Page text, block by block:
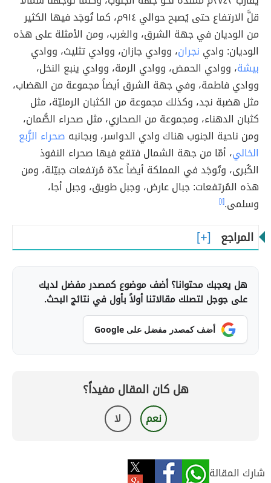
قلَّ الارتفاع حتى يُصبح حوالي ٩١٤م، كما تُوجَد فيها الكثير
من الوديان في جهة الشرق، والغرب، ومن الأمثلة على هذه
الوديان: وادي نجران، ووادي جازان، ووادي تثليث، ووادي
بيشة، ووادي الحمض، ووادي الرمة، ووادي ينبع النخل،
ووادي فاطمة، وفي جهة الشرق أيضاً مجموعة من الهضاب،
مثل هضبة نجد، وكذلك مجموعة من الكثبان الرمليّة، مثل
كثبان الدهناء، ومجموعة من الصحاري، مثل صحراء الصُّمان،
ومن ناحية الجنوب هناك وادي الدواسر، وبجانبه صحراء الرُّبع
الخالي، أمّا من جهة الشمال فتقع فيها صحراء النفوذ
الكُبرى، وتُوجَد في المملكة أيضاً عدّة مُرتفعات جبيّلة، ومن
هذه المُرتفعات: جبال عارض، وجبل طويق، وجبل أجا،
وسلمى.[١]
المراجع
هل يعجبك محتوانا؟ أضف موضوع كمصدر مفضل لديك
على جوجل لتصلك مقالاتنا أولاً بأول في نتائج البحث.
أضف كمصدر مفضل على Google
هل كان المقال مفيداً؟
نعم لا
شارك المقالة